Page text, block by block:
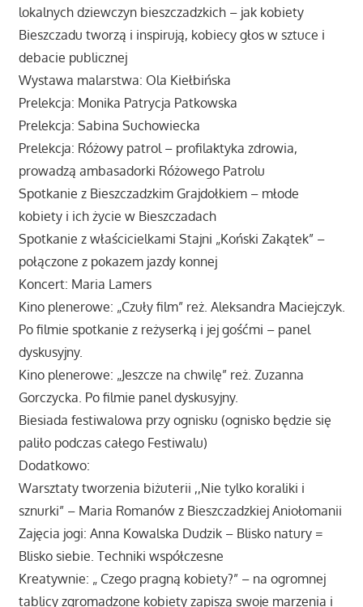
lokalnych dziewczyn bieszczadzkich – jak kobiety
Bieszczadu tworzą i inspirują, kobiecy głos w sztuce i
debacie publicznej
Wystawa malarstwa: Ola Kiełbińska
Prelekcja: Monika Patrycja Patkowska
Prelekcja: Sabina Suchowiecka
Prelekcja: Różowy patrol – profilaktyka zdrowia,
prowadzą ambasadorki Różowego Patrolu
Spotkanie z Bieszczadzkim Grajdołkiem – młode
kobiety i ich życie w Bieszczadach
Spotkanie z właścicielkami Stajni „Koński Zakątek” –
połączone z pokazem jazdy konnej
Koncert: Maria Lamers
Kino plenerowe: „Czuły film” reż. Aleksandra Maciejczyk.
Po filmie spotkanie z reżyserką i jej gośćmi – panel
dyskusyjny.
Kino plenerowe: „Jeszcze na chwilę” reż. Zuzanna
Gorczycka. Po filmie panel dyskusyjny.
Biesiada festiwalowa przy ognisku (ognisko będzie się
paliło podczas całego Festiwalu)
Dodatkowo:
Warsztaty tworzenia biżuterii ,,Nie tylko koraliki i
sznurki” – Maria Romanów z Bieszczadzkiej Aniołomanii
Zajęcia jogi: Anna Kowalska Dudzik – Blisko natury =
Blisko siebie. Techniki współczesne
Kreatywnie: „ Czego pragną kobiety?” – na ogromnej
tablicy zgromadzone kobiety zapiszą swoje marzenia i